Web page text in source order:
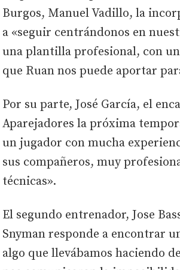
Burgos, Manuel Vadillo, la
a «seguir centrándonos en
una plantilla profesional, con
que Ruan nos puede aportar
Por su parte, José García, el
Aparejadores la próxima
un jugador con mucha
sus compañeros, muy
técnicas».
El segundo entrenador, Jose
Snyman responde a encontrar
algo que llevábamos haciendo